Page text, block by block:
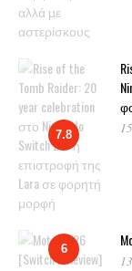
7.8
6